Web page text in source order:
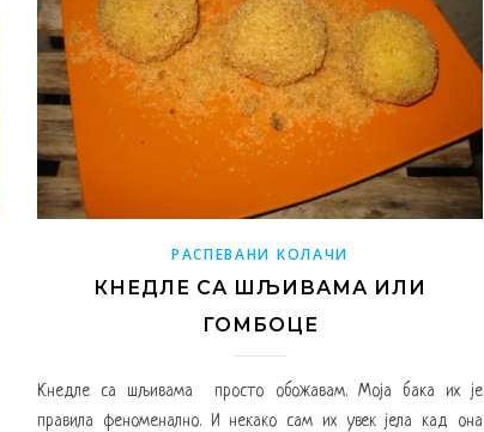
РАСПЕВАНИ КОЛАЧИ
КНЕДЛЕ СА ШЉИВАМА ИЛИ
ГОМБОЦЕ
Кнедле са шљивама просто обожавам. Моја бака их је
правила феноменално. И некако сам их увек јела кад она